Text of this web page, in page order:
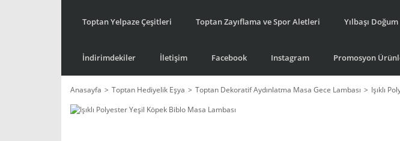
Toptan Yelpaze Çeşitleri Toptan Zayıflama ve Spor Aletleri Yılbaşı
İndirimdekiler İletişim Facebook Instagram Promosyon
Anasayfa Toptan Hediyelik Eşya Toptan Dekoratif Aydınlatma Masa Gece Lambası Işıklı